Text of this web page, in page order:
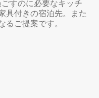
すのに必要なキッチ
具付きの宿泊先。また
ご提案です。